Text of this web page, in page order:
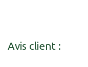
Avis client :